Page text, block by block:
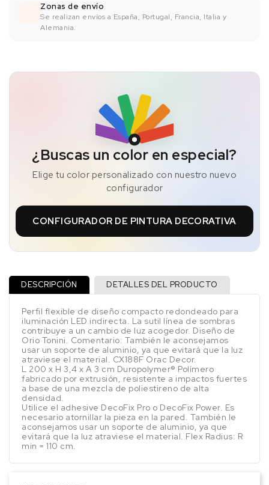
Zonas de envío
Se realizan envíos a España, Portugal, Francia, Italia y
Alemania.
¿Buscas un color en especial?
Elige tu color personalizado con nuestro nuevo
configurador
CONFIGURADOR DE PINTURA DECORATIVA
DESCRIPCIÓN DETALLES DEL PRODUCTO
Perfil flexible de diseño compacto redondeado para
iluminación LED indirecta. La sutil línea de sombras
contribuye a un cambio de luz acogedor. Diseño de
Orio Tonini. Comentario: También le aconsejamos
usar un soporte de aluminio, ya que evitará que la luz
atraviese el material. CX188F Orac Decor.
L 200 x H 3,4 x A 3 cm Duropolymer® Polímero
fabricado por extrusión, resistente a impactos fuertes
a base de una mezcla de poliestireno de alta
densidad.
Utilice el adhesive DecoFix Pro o DecoFix Power. Es
necesario atornillar la pieza en la pared. También le
aconsejamos usar un soporte de aluminio, ya que
evitará que la luz atraviese el material. Flex Radius: R
min = 110 cm.